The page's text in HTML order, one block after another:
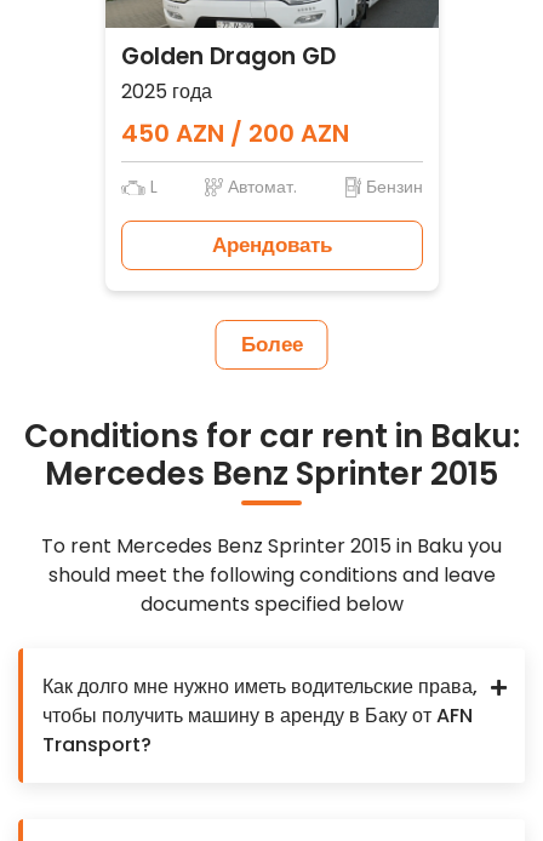
Более
Golden Dragon GD
2025 года
450 AZN / 200 AZN
L Автомат. Бензин
Арендовать
Conditions for car rent in Baku:
Mercedes Benz Sprinter 2015
To rent Mercedes Benz Sprinter 2015 in Baku you
should meet the following conditions and leave
documents specified below
Как долго мне нужно иметь водительские права,
чтобы получить машину в аренду в Баку от AFN
Transport?